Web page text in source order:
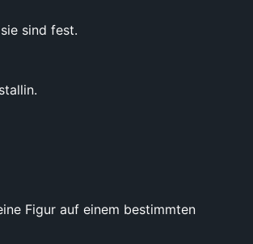
sind fest.
Figur auf einem bestimmten